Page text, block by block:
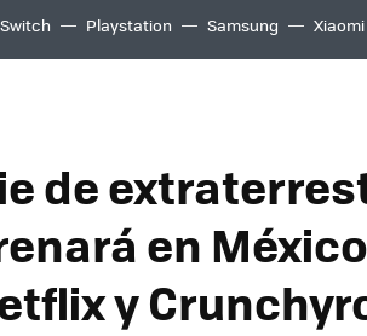
Playstation Samsung Xiaomi
de
en
y